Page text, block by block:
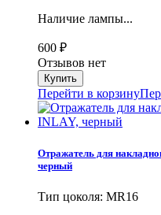
Наличие лампы...
600 ₽
Отзывов нет
Перейти в корзину
Отражатель для
черный
Тип цоколя: MR16